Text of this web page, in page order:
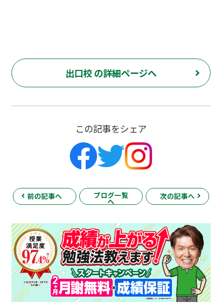
出口校 の詳細ページへ
この記事をシェア
前の記事へ ブログ一覧
へ
次の記事へ